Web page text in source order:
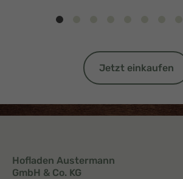
Jetzt einkaufen
Hofladen Austermann
GmbH & Co. KG